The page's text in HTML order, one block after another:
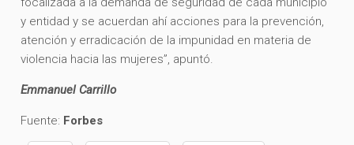
y entidad y se acuerdan ahí acciones para la prevención,
atención y erradicación de la impunidad en materia de
violencia hacia las mujeres”, apuntó.
Emmanuel Carrillo
Fuente: Forbes